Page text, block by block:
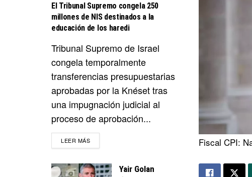
Fiscal CPI:
El Tribunal Supremo congela 250
millones de NIS destinados a la
educación de los haredi
Tribunal Supremo de Israel
congela temporalmente
transferencias presupuestarias
aprobadas por la Knéset tras
una impugnación judicial al
proceso de aprobación...
LEER MÁSDETAILS
Yair Golan